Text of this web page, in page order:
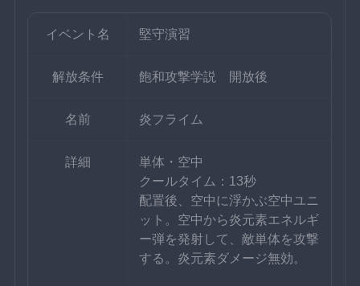
イベント名 堅守演習
解放条件 飽和攻撃学説　開放後
名前 炎フライム
詳細
単体・空中
クールタイム：13秒
配置後、空中に浮かぶ空中ユニ
ット。空中から炎元素エネルギ
ー弾を発射して、敵単体を攻撃
する。炎元素ダメージ無効。